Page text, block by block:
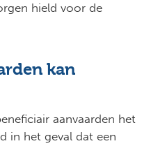
hield voor de
kan
aanvaarden het
in het geval dat een